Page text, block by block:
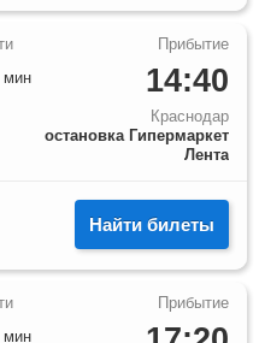
14:40
Краснодар
остановка Гипермаркет
Лента
мин
Найти билеты
мин